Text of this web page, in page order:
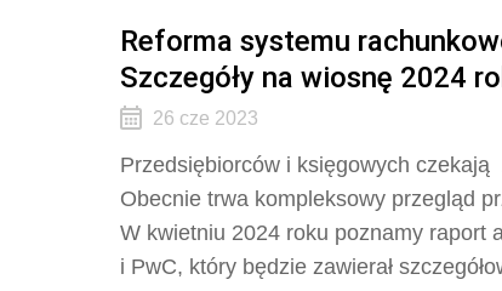
Reforma systemu
Szczegóły na wiosnę 2024
26 cze 2023
Przedsiębiorców i księgowych czekają
Obecnie trwa kompleksowy przegląd
W kwietniu 2024 roku poznamy raport
i PwC, który będzie zawierał